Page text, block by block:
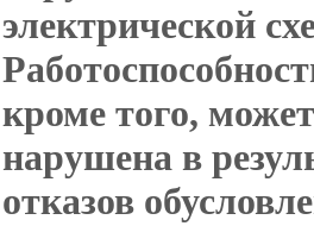
электрической
кроме того,
нарушена в
отказов